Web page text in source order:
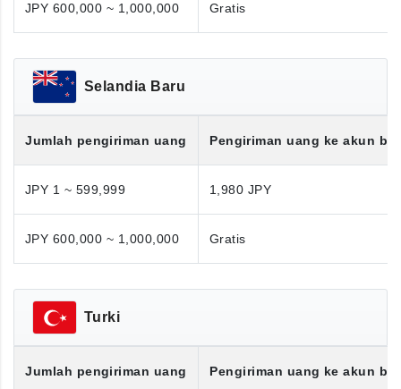
JPY 600,000 ~ 1,000,000 Gratis
Selandia Baru
Jumlah pengiriman uang Pengiriman uang ke akun
JPY 1 ~ 599,999 1,980 JPY
JPY 600,000 ~ 1,000,000 Gratis
Turki
Jumlah pengiriman uang Pengiriman uang ke akun